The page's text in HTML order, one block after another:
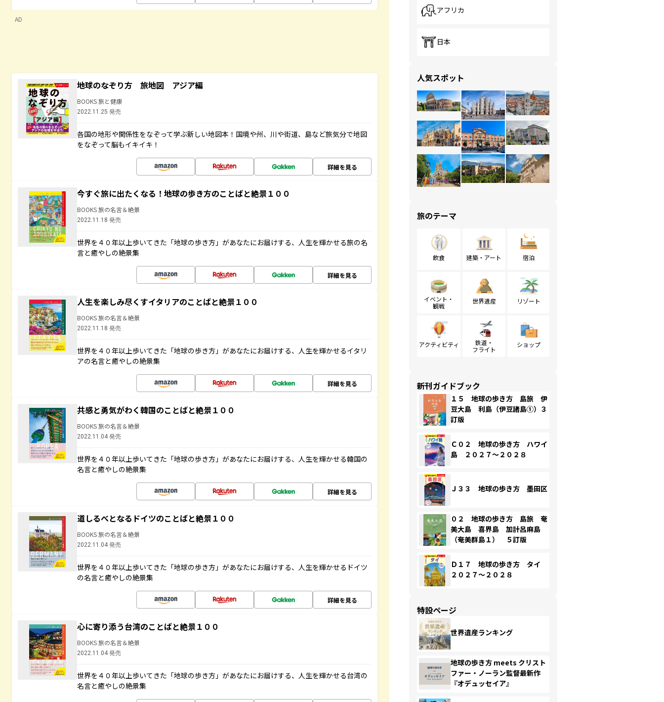
AD
地球のなぞり方 旅地図 アジア編
BOOKS 旅と健康
2022.11.25 発売
各国の地形や関係性をなぞって学ぶ新しい地図本！国境や州、川や街道、島など旅気分で地図
をなぞって脳もイキイキ！
詳細を見る
今すぐ旅に出たくなる！地球の歩き方のことばと絶景１００
BOOKS 旅の名言＆絶景
2022.11.18 発売
世界を４０年以上歩いてきた「地球の歩き方」があなたにお届けする、人生を輝かせる旅の名
言と癒やしの絶景集
詳細を見る
人生を楽しみ尽くすイタリアのことばと絶景１００
BOOKS 旅の名言＆絶景
2022.11.18 発売
世界を４０年以上歩いてきた「地球の歩き方」があなたにお届けする、人生を輝かせるイタリ
アの名言と癒やしの絶景集
詳細を見る
共感と勇気がわく韓国のことばと絶景１００
BOOKS 旅の名言＆絶景
2022.11.04 発売
世界を４０年以上歩いてきた「地球の歩き方」があなたにお届けする、人生を輝かせる韓国の
名言と癒やしの絶景集
詳細を見る
道しるべとなるドイツのことばと絶景１００
BOOKS 旅の名言＆絶景
2022.11.04 発売
世界を４０年以上歩いてきた「地球の歩き方」があなたにお届けする、人生を輝かせるドイツ
の名言と癒やしの絶景集
詳細を見る
心に寄り添う台湾のことばと絶景１００
BOOKS 旅の名言＆絶景
2022.11.04 発売
世界を４０年以上歩いてきた「地球の歩き方」があなたにお届けする、人生を輝かせる台湾の
名言と癒やしの絶景集
アフリカ
日本
人気スポット
旅のテーマ
飲食 建築・アート 宿泊
イベント・
観戦
世界遺産 リゾート
アクティビティ
鉄道・
フライト
ショップ
新刊ガイドブック
１５ 地球の歩き方 島旅 伊
豆大島 利島（伊豆諸島①）３
訂版
Ｃ０２ 地球の歩き方 ハワイ
島 ２０２７～２０２８
Ｊ３３ 地球の歩き方 墨田区
０２ 地球の歩き方 島旅 奄
美大島 喜界島 加計呂麻島
（奄美群島１） ５訂版
Ｄ１７ 地球の歩き方 タイ
２０２７～２０２８
特設ページ
世界遺産ランキング
地球の歩き方 meets クリスト
ファー・ノーラン監督最新作
『オデュッセイア』